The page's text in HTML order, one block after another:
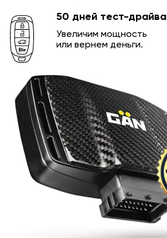
50 дней тест-драйва
Увеличим мощность
или вернем деньги.